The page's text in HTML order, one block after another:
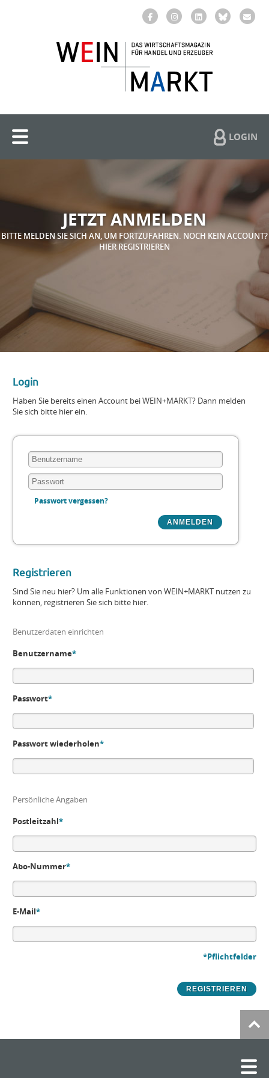
LOGIN
JETZT ANMELDEN
BITTE MELDEN SIE SICH AN, UM FORTZUFAHREN. NOCH KEIN ACCOUNT?
HIER REGISTRIEREN
Login
Haben Sie bereits einen Account bei WEIN+MARKT? Dann melden
Sie sich bitte hier ein.
Passwort vergessen?
Registrieren
Sind Sie neu hier? Um alle Funktionen von WEIN+MARKT nutzen zu
können, registrieren Sie sich bitte hier.
Benutzerdaten einrichten
Benutzername*
Passwort*
Passwort wiederholen*
Persönliche Angaben
Postleitzahl*
Abo-Nummer*
E-Mail*
*Pflichtfelder